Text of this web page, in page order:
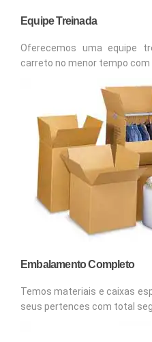
Equipe Treinada
Oferecemos uma equipe
carreto no menor tempo com
Embalamento Completo
Temos materiais e caixas
seus pertences com total